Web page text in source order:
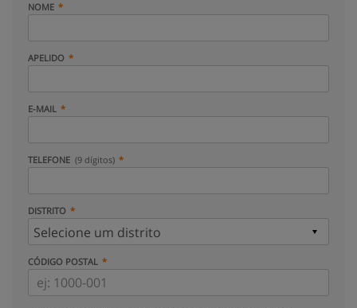
NOME
APELIDO
E-MAIL
TELEFONE (9 dígitos)
DISTRITO
CÓDIGO POSTAL